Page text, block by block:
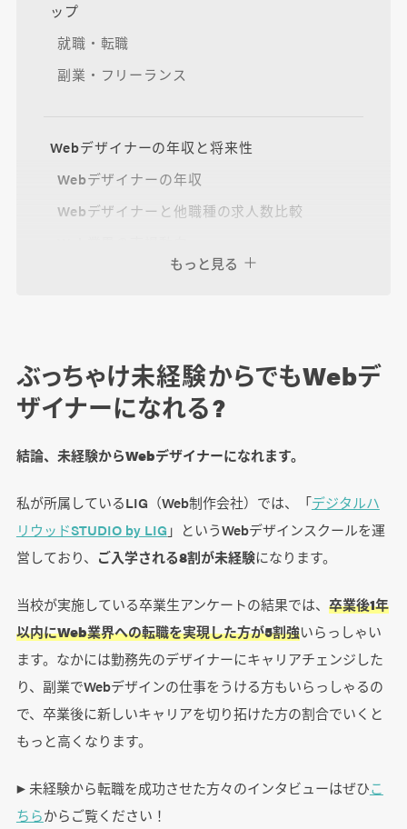
ップ
就職・転職
副業・フリーランス
Webデザイナーの年収と将来性
Webデザイナーの年収
Webデザイナーと他職種の求人数比較
未経験からWebデザイナーになった方々へイン
タビュー！
ナーへ
20代男性｜Webデザインを学び副業単価4倍に
30代男性｜未経験からインハウスWebデザイ
ナーへ
転職成功
40代女性｜未経験で介護職からWebデザイナ
ーへ転職活動中
まとめ
もっと見る
ぶっちゃけ未経験からでもWebデ
ザイナーになれる?
結論、未経験からWebデザイナーになれます。
私が所属しているLIG（Web制作会社）では、「デジタルハ
リウッドSTUDIO by LIG 」というWebデザインスクールを運
営しており、 ご入学される8割が未経験になります。
当校が実施している卒業生アンケートの結果では、 卒業後1年
以内にWeb業界への転職を実現した方が5割強いらっしゃい
ます。なかには勤務先のデザイナーにキャリアチェンジした
り、副業でWebデザインの仕事をうける方もいらっしゃるの
で、卒業後に新しいキャリアを切り拓けた方の割合でいくと
もっと高くなります。
▶︎ 未経験から転職を成功させた方々のインタビューはぜひこ
ちらからご覧ください！